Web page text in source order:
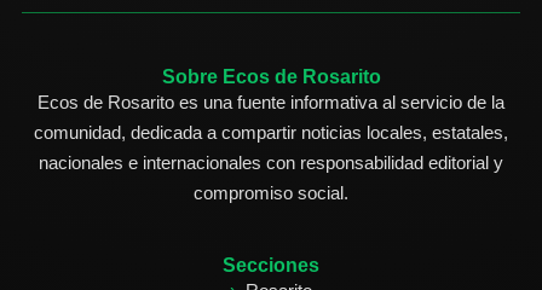
Sobre Ecos de Rosarito
Ecos de Rosarito es una fuente informativa al servicio de la
comunidad, dedicada a compartir noticias locales, estatales,
nacionales e internacionales con responsabilidad editorial y
compromiso social.
Secciones